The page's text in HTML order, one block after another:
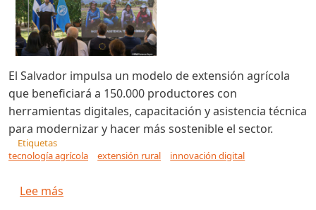
El Salvador impulsa un modelo de extensión agrícola
que beneficiará a 150.000 productores con
herramientas digitales, capacitación y asistencia técnica
para modernizar y hacer más sostenible el sector.
Etiquetas
tecnología agrícola
extensión rural innovación digital
Lee más